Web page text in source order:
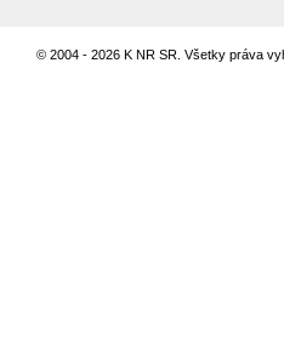
© 2004 - 2026 K NR SR. Všetky práva